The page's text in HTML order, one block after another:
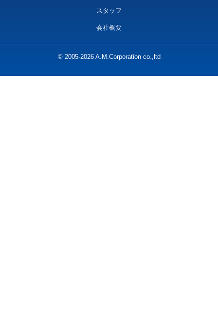
スタッフ
会社概要
© 2005-2026 A.M.Corporation co.,ltd